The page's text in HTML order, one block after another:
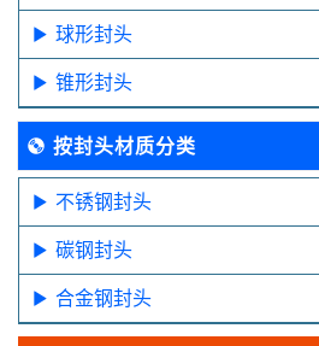
球形封头
锥形封头
按封头材质分类
不锈钢封头
碳钢封头
合金钢封头